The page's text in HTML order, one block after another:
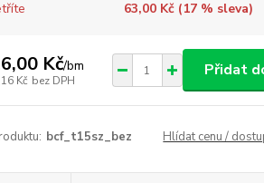
63,00 Kč (17% sleva)
Kč/bm
Kč bez DPH
Přidat
bcf_t15sz_bez Hlídat cenu /